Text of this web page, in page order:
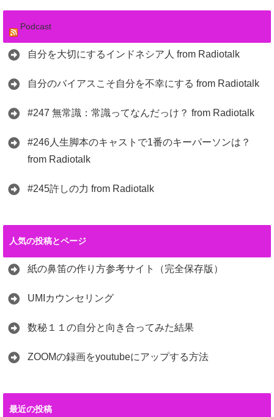
Podcast
自分を大切にするインドネシア人 from Radiotalk
自分のバイアスこそ自分を不幸にする from Radiotalk
#247 無常識：常識ってなんだっけ？ from Radiotalk
#246人生脚本のキャストで1番のキーパーソンは？
from Radiotalk
#245許しの力 from Radiotalk
人気の投稿とページ
紙の鼻笛の作り方参考サイト（完全保存版）
UMIカウンセリング
数秘１１の自分と向き合ってみた結果
ZOOMの録画をyoutubeにアップする方法
最近の投稿